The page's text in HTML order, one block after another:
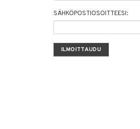
SÄHKÖPOSTIOSOITTEESI: